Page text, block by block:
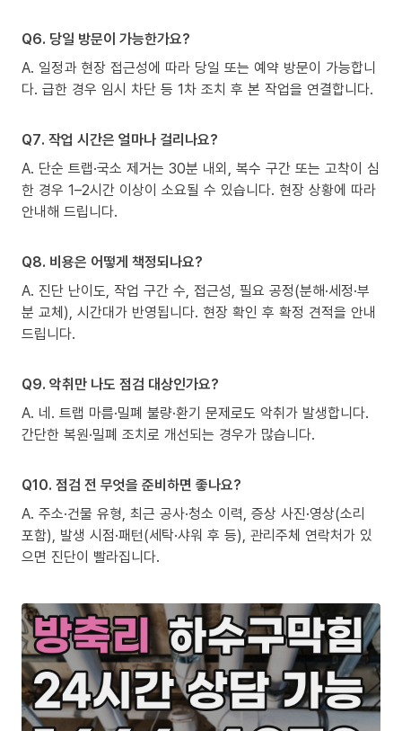
Q6. 당일 방문이 가능한가요?
A. 일정과 현장 접근성에 따라 당일 또는 예약 방문이 가능합니
다. 급한 경우 임시 차단 등 1차 조치 후 본 작업을 연결합니다.
Q7. 작업 시간은 얼마나 걸리나요?
A. 단순 트랩·국소 제거는 30분 내외, 복수 구간 또는 고착이 심
한 경우 1–2시간 이상이 소요될 수 있습니다. 현장 상황에 따라
안내해 드립니다.
Q8. 비용은 어떻게 책정되나요?
A. 진단 난이도, 작업 구간 수, 접근성, 필요 공정(분해·세정·부
분 교체), 시간대가 반영됩니다. 현장 확인 후 확정 견적을 안내
드립니다.
Q9. 악취만 나도 점검 대상인가요?
A. 네. 트랩 마름·밀폐 불량·환기 문제로도 악취가 발생합니다.
간단한 복원·밀폐 조치로 개선되는 경우가 많습니다.
Q10. 점검 전 무엇을 준비하면 좋나요?
A. 주소·건물 유형, 최근 공사·청소 이력, 증상 사진·영상(소리
포함), 발생 시점·패턴(세탁·샤워 후 등), 관리주체 연락처가 있
으면 진단이 빨라집니다.